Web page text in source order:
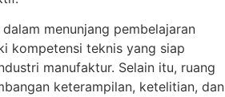
menunjang pembelajaran
kompetensi teknis yang siap
manufaktur. Selain itu, ruang
keterampilan, ketelitian, dan